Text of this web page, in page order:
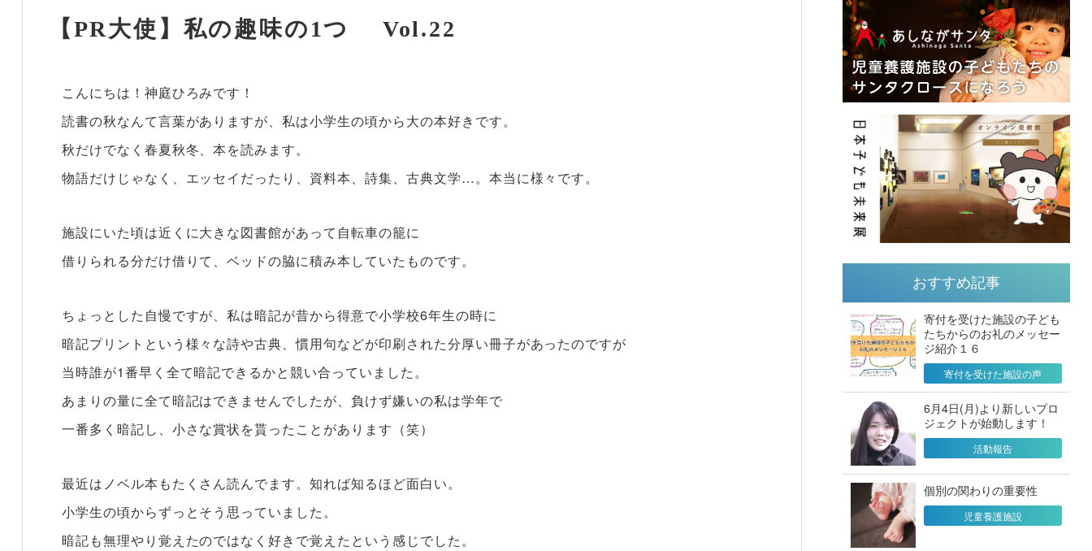
【PR大使】私の趣味の1つ Vol.22
こんにちは！神庭ひろみです！
読書の秋なんて言葉がありますが、私は小学生の頃から大の本好きです。
秋だけでなく春夏秋冬、本を読みます。
物語だけじゃなく、エッセイだったり、資料本、詩集、古典文学…。本当に様々です。
施設にいた頃は近くに大きな図書館があって自転車の籠に
借りられる分だけ借りて、ベッドの脇に積み本していたものです。
ちょっとした自慢ですが、私は暗記が昔から得意で小学校6年生の時に
暗記プリントという様々な詩や古典、慣用句などが印刷された分厚い冊子があったのですが
当時誰が1番早く全て暗記できるかと競い合っていました。
あまりの量に全て暗記はできませんでしたが、負けず嫌いの私は学年で
一番多く暗記し、小さな賞状を貰ったことがあります（笑）
最近はノベル本もたくさん読んでます。知れば知るほど面白い。
小学生の頃からずっとそう思っていました。
暗記も無理やり覚えたのではなく好きで覚えたという感じでした。
おすすめ記事
寄付を受けた施設の子ども
たちからのお礼のメッセー
ジ紹介１６
寄付を受けた施設の声
6月4日(月)より新しいプロ
ジェクトが始動します！
活動報告
個別の関わりの重要性
児童養護施設